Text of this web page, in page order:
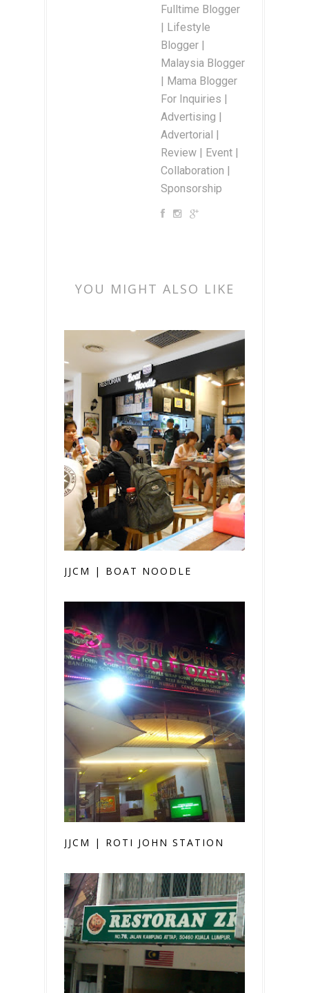
Fulltime Blogger
| Lifestyle
Blogger |
Malaysia Blogger
| Mama Blogger
For Inquiries |
Advertising |
Advertorial |
Review | Event |
Collaboration |
Sponsorship
YOU MIGHT ALSO LIKE
JJCM | BOAT NOODLE
JJCM | ROTI JOHN STATION